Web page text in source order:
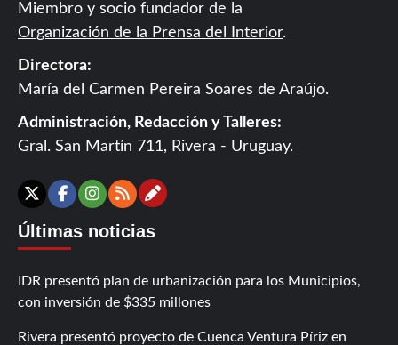
Miembro y socio fundador de la
Organización de la Prensa del Interior.
Directora:
María del Carmen Pereira Soares de Araújo.
Administración, Redacción y Talleres:
Gral. San Martín 711, Rivera - Uruguay.
X Facebook
Instagram
RSSContáctanos
Últimas noticias
IDR presentó plan de urbanización para los Municipios,
con inversión de $335 millones
Rivera presentó proyecto de Cuenca Ventura Píriz en